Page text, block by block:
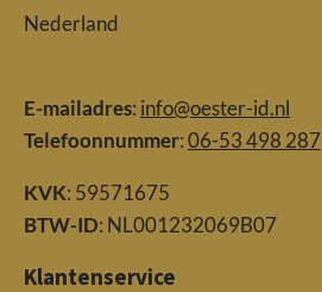
Nederland
E-mailadres: info@oester-id.nl
Telefoonnummer:06-53 498 287
KVK: 59571675
BTW-ID: NL001232069B07
Klantenservice